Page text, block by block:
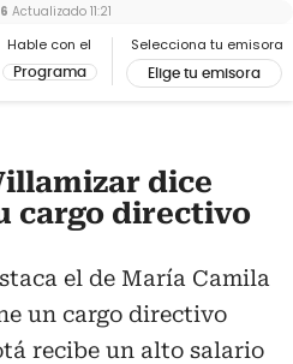
Hable con el
Programa
Selecciona tu emisora
Elige tu emisora
Actualizado 11:21
dice
cargo directivo
el de María Camila
un cargo directivo
recibe un alto salario